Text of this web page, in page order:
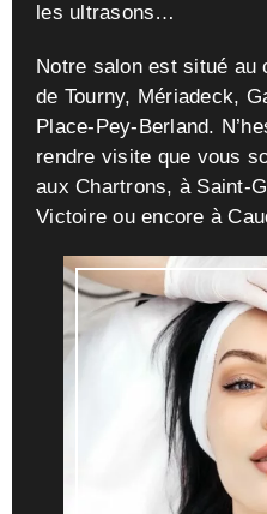
les ultrasons…
Notre salon est situé
de Tourny, Mériadeck,
Place-Pey-Berland.
rendre visite que vous
aux Chartrons, à Saint-
Victoire ou encore à